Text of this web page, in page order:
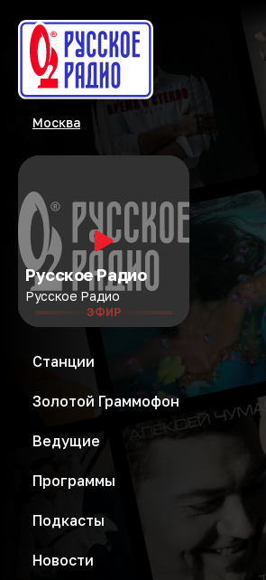
Москва
Русское Радио
Русское Радио
ЭФИР
Станции
Золотой Граммофон
Ведущие
Программы
Подкасты
Новости